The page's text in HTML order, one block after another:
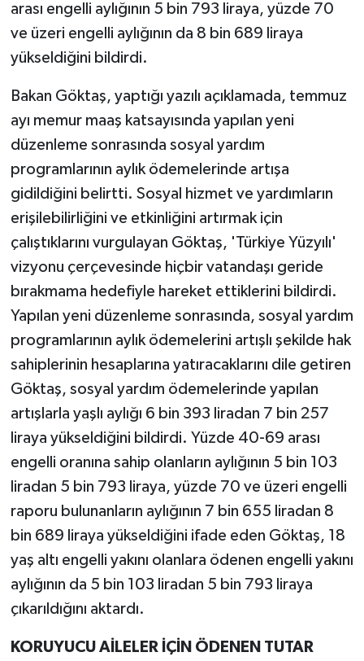
arası engelli aylığının 5 bin 793 liraya, yüzde 70
ve üzeri engelli aylığının da 8 bin 689 liraya
yükseldiğini bildirdi.
Bakan Göktaş, yaptığı yazılı açıklamada, temmuz
ayı memur maaş katsayısında yapılan yeni
düzenleme sonrasında sosyal yardım
programlarının aylık ödemelerinde artışa
gidildiğini belirtti. Sosyal hizmet ve yardımların
erişilebilirliğini ve etkinliğini artırmak için
çalıştıklarını vurgulayan Göktaş, 'Türkiye Yüzyılı'
vizyonu çerçevesinde hiçbir vatandaşı geride
bırakmama hedefiyle hareket ettiklerini bildirdi.
Yapılan yeni düzenleme sonrasında, sosyal yardım
programlarının aylık ödemelerini artışlı şekilde hak
sahiplerinin hesaplarına yatıracaklarını dile getiren
Göktaş, sosyal yardım ödemelerinde yapılan
artışlarla yaşlı aylığı 6 bin 393 liradan 7 bin 257
liraya yükseldiğini bildirdi. Yüzde 40-69 arası
engelli oranına sahip olanların aylığının 5 bin 103
liradan 5 bin 793 liraya, yüzde 70 ve üzeri engelli
raporu bulunanların aylığının 7 bin 655 liradan 8
bin 689 liraya yükseldiğini ifade eden Göktaş, 18
yaş altı engelli yakını olanlara ödenen engelli yakını
aylığının da 5 bin 103 liradan 5 bin 793 liraya
çıkarıldığını aktardı.
KORUYUCU AİLELER İÇİN ÖDENEN TUTAR